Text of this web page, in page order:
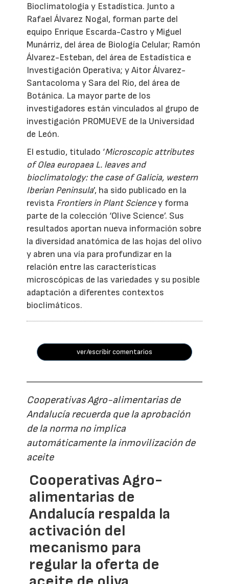
Bioclimatología y Estadística. Junto a
Rafael Álvarez Nogal, forman parte del
equipo Enrique Escarda-Castro y Miguel
Munárriz, del área de Biología Celular; Ramón
Álvarez-Esteban, del área de Estadística e
Investigación Operativa; y Aitor Álvarez-
Santacoloma y Sara del Río, del área de
Botánica. La mayor parte de los
investigadores están vinculados al grupo de
investigación PROMUEVE de la Universidad
de León.
El estudio, titulado ‘Microscopic attributes
of Olea europaea L. leaves and
bioclimatology: the case of Galicia, western
Iberian Peninsula’, ha sido publicado en la
revista Frontiers in Plant Sciencey forma
parte de la colección ‘Olive Science’. Sus
resultados aportan nueva información sobre
la diversidad anatómica de las hojas del olivo
y abren una vía para profundizar en la
relación entre las características
microscópicas de las variedades y su posible
adaptación a diferentes contextos
bioclimáticos.
ver/escribir comentarios
Cooperativas Agro-alimentarias de
Andalucía recuerda que la aprobación
de la norma no implica
automáticamente la inmovilización de
aceite
Cooperativas Agro-
alimentarias de
Andalucía respalda la
activación del
mecanismo para
regular la oferta de